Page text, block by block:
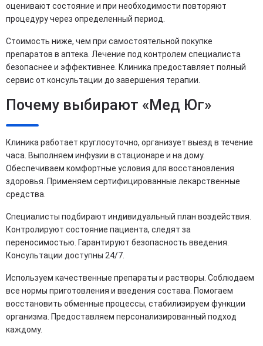
оценивают состояние и при необходимости повторяют
процедуру через определенный период.
Стоимость ниже, чем при самостоятельной покупке
препаратов в аптека. Лечение под контролем специалиста
безопаснее и эффективнее. Клиника предоставляет полный
сервис от консультации до завершения терапии.
Почему выбирают «Мед Юг»
Клиника работает круглосуточно, организует выезд в течение
часа. Выполняем инфузии в стационаре и на дому.
Обеспечиваем комфортные условия для восстановления
здоровья. Применяем сертифицированные лекарственные
средства.
Специалисты подбирают индивидуальный план воздействия.
Контролируют состояние пациента, следят за
переносимостью. Гарантируют безопасность введения.
Консультации доступны 24/7.
Используем качественные препараты и растворы. Соблюдаем
все нормы приготовления и введения состава. Помогаем
восстановить обменные процессы, стабилизируем функции
организма. Предоставляем персонализированный подход
каждому.